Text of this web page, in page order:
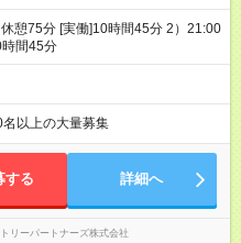
憩75分 [実働]10時間45分 2）21:00
間45分
名以上の大量募集
する 詳細へ
リーパートナーズ株式会社